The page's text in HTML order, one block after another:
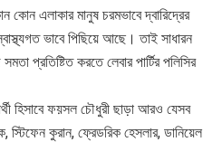
এলাকার মানুষ চরমভাবে দ্বারিদ্রের
ভাবে পিছিয়ে আছে। তাই সাধারন
প্রতিষ্টিত করতে লেবার পার্টির পলিসির
হিসাবে ফয়সল চৌধুরী ছাড়া আরও যেসব
স্টিফেন কুরান, ফ্রেডরিক হেসলার, ডানিয়েল